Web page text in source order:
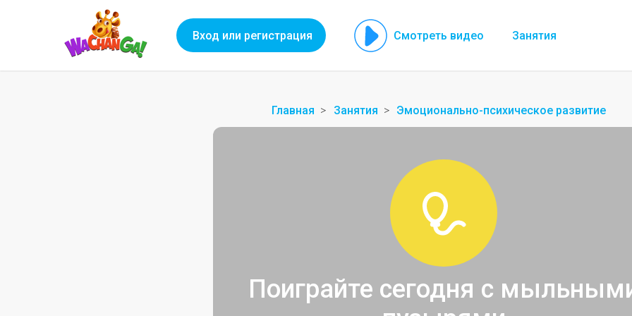
Вход или регистрация Смотреть видео Занятия
Главная Занятия Эмоционально-психическое развитие
Поиграйте сегодня с